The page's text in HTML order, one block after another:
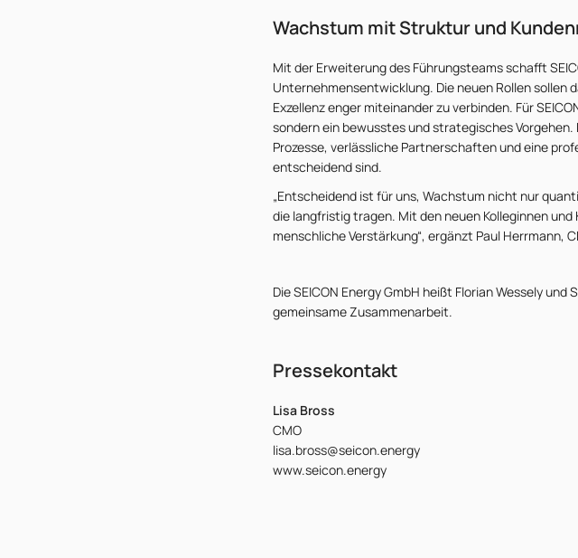
Wachstum mit Struktur und
Mit der Erweiterung des Führungsteams schafft
Unternehmensentwicklung. Die neuen Rollen
Exzellenz enger miteinander zu verbinden. Für
sondern ein bewusstes und strategisches
Prozesse, verlässliche Partnerschaften und eine
entscheidend sind.
„Entscheidend ist für uns, Wachstum nicht nur
die langfristig tragen. Mit den neuen Kolleginnen
menschliche Verstärkung“, ergänzt Paul Herrmann,
Die SEICON Energy GmbH heißt Florian Wessely
gemeinsame Zusammenarbeit.
Pressekontakt
Lisa Bross
CMO
lisa.bross@seicon.energy
www.seicon.energy